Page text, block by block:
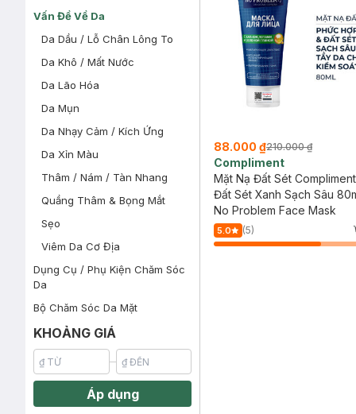
Vấn Đề Về Da
Da Dầu / Lỗ Chân Lông To
Da Khô / Mất Nước
Da Lão Hóa
Da Mụn
Da Nhạy Cảm / Kích Ứng
Da Xỉn Màu
Thâm / Nám / Tàn Nhang
Quầng Thâm & Bọng Mắt
Sẹo
Viêm Da Cơ Địa
Dụng Cụ / Phụ Kiện Chăm Sóc
Da
Bộ Chăm Sóc Da Mặt
KHOẢNG GIÁ
Áp dụng
88.000 ₫210.000 ₫
Compliment
Mặt Nạ Đất Sét
Đất Sét Xanh Sạch Sâu
No Problem Face Mask
5.0 (5)